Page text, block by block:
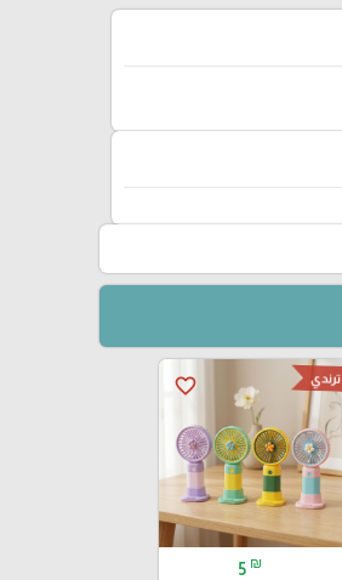
favorite_border ترندي
5 ₪